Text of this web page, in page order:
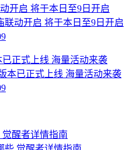
联动开启 将于本日至9日开启
本已正式上线 海量活动来袭